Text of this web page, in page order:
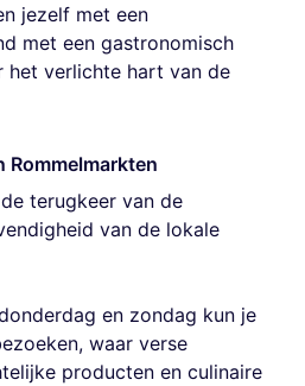
jezelf met een
met een gastronomisch
het verlichte hart van de
Rommelmarkten
terugkeer van de
van de lokale
en zondag kun je
waar verse
producten en culinaire